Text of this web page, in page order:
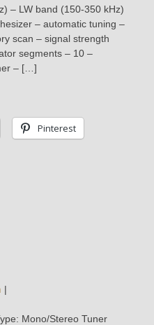
– LW band (150-350 kHz)
– automatic tuning –
scan – signal strength
segments – 10 –
– […]
Pinterest
|
Mono/Stereo Tuner